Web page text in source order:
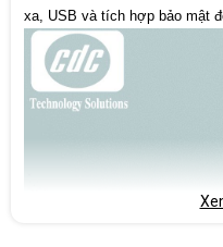
xa, USB và tích hợp bảo mật